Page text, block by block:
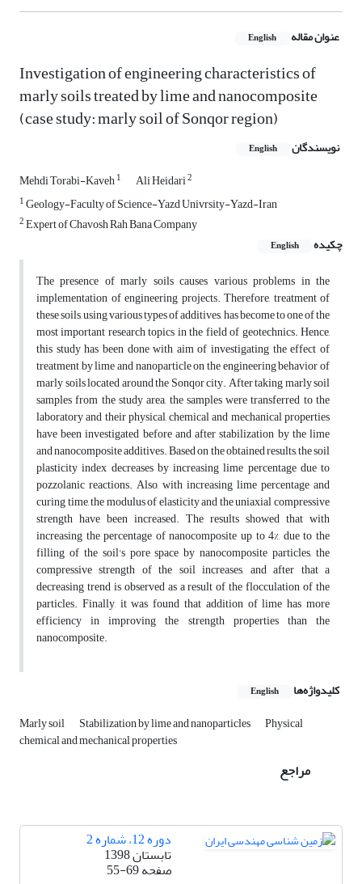
عنوان مقاله English
Investigation of engineering characteristics of
marly soils treated by lime and nanocomposite
(case study: marly soil of Sonqor region)
نویسندگان English
Mehdi Torabi-Kaveh1 Ali Heidari2
1Geology-Faculty of Science-Yazd Univrsity-Yazd-Iran
2Expert of Chavosh Rah Bana Company
چکیده
English
The presence of marly soils causes various problems in the
implementation of engineering projects. Therefore, treatment of
these soils, using various types of additives, has become to one of the
most important research topics in the field of geotechnics. Hence,
this study has been done with aim of investigating the effect of
treatment by lime and nanoparticle on the engineering behavior of
marly soils located around the Sonqor city. After taking marly soil
samples from the study area, the samples were transferred to the
laboratory and their physical, chemical and mechanical properties
have been investigated before and after stabilization by the lime
and nanocomposite additives. Based on the obtained results, the soil
plasticity index decreases by increasing lime percentage due to
pozzolanic reactions. Also, with increasing lime percentage and
curing time, the modulus of elasticity and the uniaxial compressive
strength have been increased. The results showed that with
increasing the percentage of nanocomposite up to 4%, due to the
filling of the soil's pore space by nanocomposite particles, the
compressive strength of the soil increases, and after that a
decreasing trend is observed as a result of the flocculation of the
particles. Finally, it was found that addition of lime has more
efficiency in improving the strength properties than the
nanocomposite.
کلیدواژه‌ها English
Marly soil Stabilization by lime and nanoparticles Physical
chemical and mechanical properties
مراجع
دوره 12، شماره 2
تابستان 1398
صفحه55-69